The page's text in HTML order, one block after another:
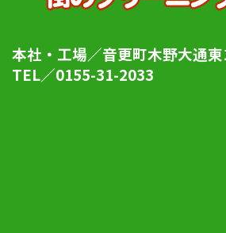
本社・工場／音更町木野大通
TEL／0155-31-2033